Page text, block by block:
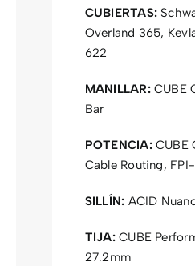
CUBIERTAS:
Overland 365,
622
MANILLAR:CUBE
Bar
POTENCIA:CUBE
Cable Routing,
SILLÍN: ACID
TIJA:CUBE
27.2mm